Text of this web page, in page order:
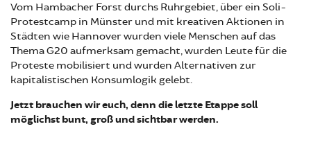
Vom Hambacher Forst durchs Ruhrgebiet, über ein Soli-
Protestcamp in Münster und mit kreativen Aktionen in
Städten wie Hannover wurden viele Menschen auf das
Thema G20 aufmerksam gemacht, wurden Leute für die
Proteste mobilisiert und wurden Alternativen zur
kapitalistischen Konsumlogik gelebt.
Jetzt brauchen wir euch, denn die letzte Etappe soll
möglichst bunt, groß und sichtbar werden.